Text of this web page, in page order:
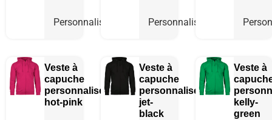
Personnaliser Personnaliser
Veste à
capuche
personnalisée
hot-pink
Veste à
capuche
personnalisée
jet-
black
Veste à
kelly-
green